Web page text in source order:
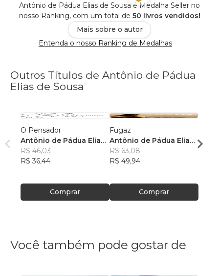
Antônio de Pádua Elias de Sousa é Medalha Seller no
nosso Ranking, com um total de 50 livros vendidos!
Mais sobre o autor
Entenda o nosso Ranking de Medalhas
Outros Títulos de Antônio de Pádua
Elias de Sousa
O Pensador
Antônio de Pádua Elias
de Sousa
R$ 46,03
R$ 36,44
Comprar
Fugaz
Antônio de Pádua Elias
de Sousa
R$ 63,08
R$ 49,94
Comprar
de
R$
Você também pode gostar de